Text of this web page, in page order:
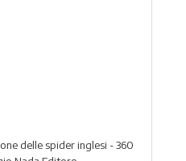
delle spider inglesi - 360